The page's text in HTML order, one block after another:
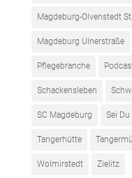
Magdeburg-Olvenstedt
Magdeburg Ulnerstraße
Pflegebranche
Schackensleben
SC Magdeburg Sei
Tangerhütte
Wolmirstedt Zielitz